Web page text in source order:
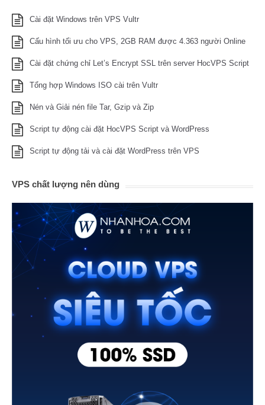
Cài đặt Windows trên VPS Vultr
Cấu hình tối ưu cho VPS, 2GB RAM được 4.363 người Online
Cài đặt chứng chỉ Let’s Encrypt SSL trên server HocVPS Script
Tổng hợp Windows ISO cài trên Vultr
Nén và Giải nén file Tar, Gzip và Zip
Script tự động cài đặt HocVPS Script và WordPress
Script tự động tải và cài đặt WordPress trên VPS
VPS chất lượng nên dùng